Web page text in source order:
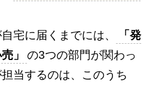
宅に届くまでには、
「発
」
の3つの部門が関わっ
当するのは、このうち